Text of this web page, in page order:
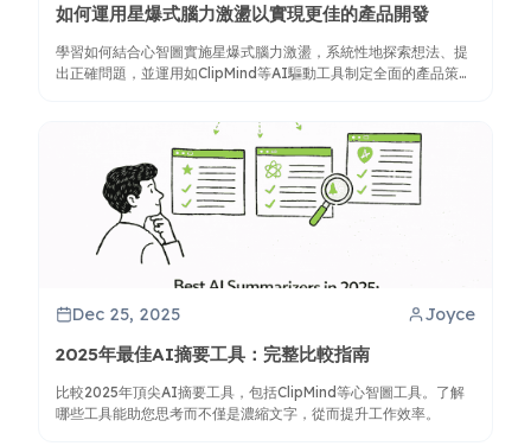
如何運用星爆式腦力激盪以實現更佳的產品開發
學習如何結合心智圖實施星爆式腦力激盪，系統性地探索想法、提
出正確問題，並運用如ClipMind等AI驅動工具制定全面的產品策
Dec 25, 2025 Joyce
2025年最佳AI摘要工具：完整比較指南
比較2025年頂尖AI摘要工具，包括ClipMind等心智圖工具。了解
哪些工具能助您思考而不僅是濃縮文字，從而提升工作效率。